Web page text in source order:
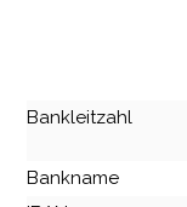
Bankleitzahl
Bankname